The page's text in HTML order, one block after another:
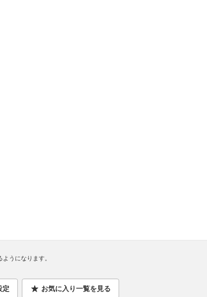
うになります。
定 お気に入り一覧を見る